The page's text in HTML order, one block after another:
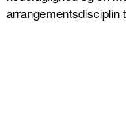
arrangementsdisciplin